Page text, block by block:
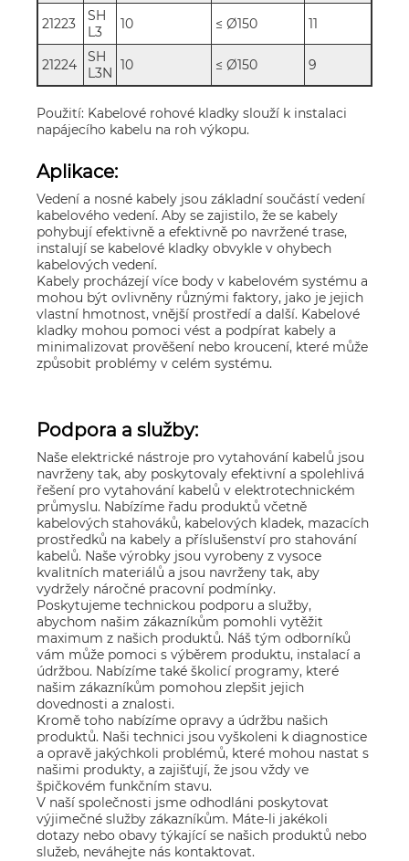
21223
SH
L3
10 ≤ Ø150 11
21224
SH
L3N 10 ≤ Ø150 9
Použití: Kabelové rohové kladky slouží k instalaci
napájecího kabelu na roh výkopu.
Aplikace:
Vedení a nosné kabely jsou základní součástí vedení
kabelového vedení. Aby se zajistilo, že se kabely
pohybují efektivně a efektivně po navržené trase,
instalují se kabelové kladky obvykle v ohybech
kabelových vedení.
Kabely procházejí více body v kabelovém systému a
mohou být ovlivněny různými faktory, jako je jejich
vlastní hmotnost, vnější prostředí a další. Kabelové
kladky mohou pomoci vést a podpírat kabely a
minimalizovat prověšení nebo kroucení, které může
způsobit problémy v celém systému.
Podpora a služby:
Naše elektrické nástroje pro vytahování kabelů jsou
navrženy tak, aby poskytovaly efektivní a spolehlivá
řešení pro vytahování kabelů v elektrotechnickém
průmyslu. Nabízíme řadu produktů včetně
kabelových stahováků, kabelových kladek, mazacích
prostředků na kabely a příslušenství pro stahování
kabelů. Naše výrobky jsou vyrobeny z vysoce
kvalitních materiálů a jsou navrženy tak, aby
vydržely náročné pracovní podmínky.
Poskytujeme technickou podporu a služby,
abychom našim zákazníkům pomohli vytěžit
maximum z našich produktů. Náš tým odborníků
vám může pomoci s výběrem produktu, instalací a
údržbou. Nabízíme také školicí programy, které
našim zákazníkům pomohou zlepšit jejich
dovednosti a znalosti.
Kromě toho nabízíme opravy a údržbu našich
produktů. Naši technici jsou vyškoleni k diagnostice
a opravě jakýchkoli problémů, které mohou nastat s
našimi produkty, a zajišťují, že jsou vždy ve
špičkovém funkčním stavu.
V naší společnosti jsme odhodláni poskytovat
výjimečné služby zákazníkům. Máte-li jakékoli
dotazy nebo obavy týkající se našich produktů nebo
služeb, neváhejte nás kontaktovat.